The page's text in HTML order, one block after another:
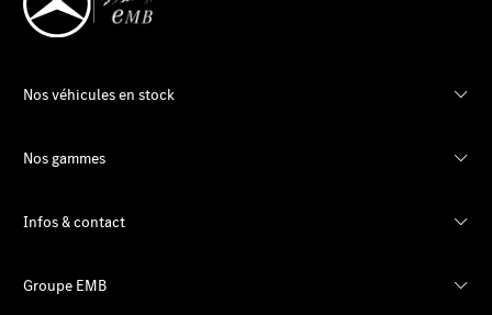
Nos véhicules en stock
Nos gammes
Infos & contact
Groupe EMB